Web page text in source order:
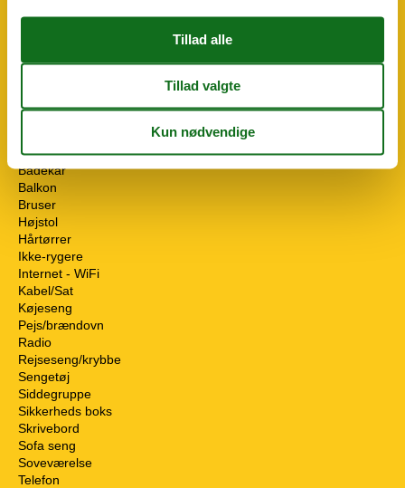
Omgivende faciliteter
Pool
Servicefaciliteter
Badekar
Balkon
Bruser
Højstol
Hårtørrer
Ikke-rygere
Internet - WiFi
Kabel/Sat
Køjeseng
Pejs/brændovn
Radio
Rejseseng/krybbe
Sengetøj
Siddegruppe
Sikkerheds boks
Skrivebord
Sofa seng
Soveværelse
Telefon